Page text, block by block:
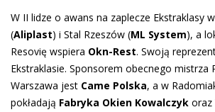
W II lidze o awans na zaplecze Ekstraklasy
(Aliplast) i Stal Rzeszów (ML System), a
Resovię wspiera Okn-Rest. Swoją
Ekstraklasie. Sponsorem obecnego mistrza
Warszawa jest Came Polska, a w
pokładają Fabryka Okien Kowalczyk oraz